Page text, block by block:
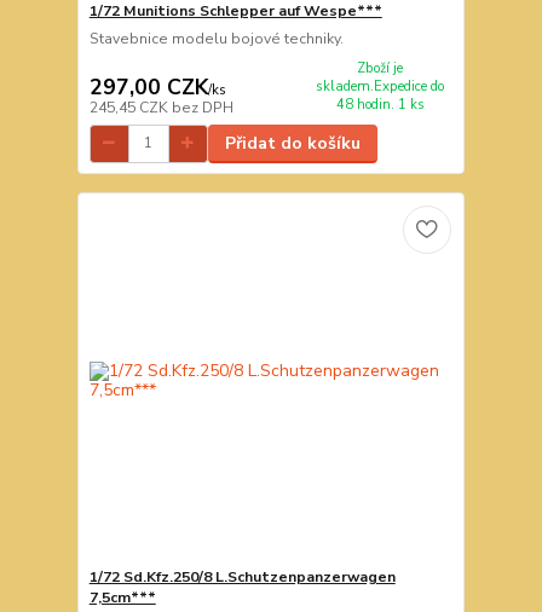
1/72 Munitions Schlepper auf Wespe***
Stavebnice modelu bojové techniky.
297,00 CZK/ks
245,45 CZK bez DPH
Zboží je
skladem.Expedice do
48 hodin. 1 ks
Přidat do košíku
1/72 Sd.Kfz.250/8 L.Schutzenpanzerwagen
7,5cm***